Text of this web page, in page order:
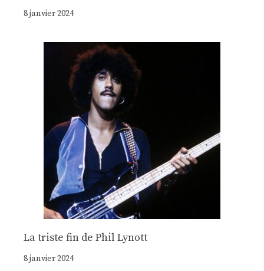
8 janvier 2024
La triste fin de Phil Lynott
8 janvier 2024